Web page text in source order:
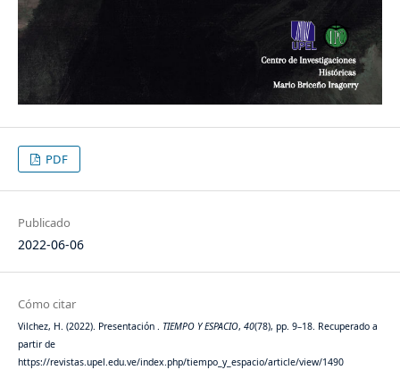
PDF
Publicado
2022-06-06
Cómo citar
Vilchez, H. (2022). Presentación . TIEMPO Y ESPACIO, 40(78), pp. 9–18. Recuperado a
partir de
https://revistas.upel.edu.ve/index.php/tiempo_y_espacio/article/view/1490